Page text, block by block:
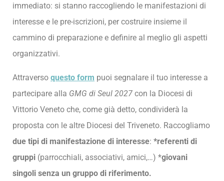
immediato: si stanno raccogliendo le manifestazioni di
interesse e le pre-iscrizioni, per costruire insieme il
cammino di preparazione e definire al meglio gli aspetti
organizzativi.
Attraverso questo form puoi segnalare il tuo interesse a
partecipare alla GMG di Seul 2027 con la Diocesi di
Vittorio Veneto che, come già detto, condividerà la
proposta con le altre Diocesi del Triveneto. Raccogliamo
due tipi di manifestazione di interesse: *referenti di
gruppi (parrocchiali, associativi, amici,…) *giovani
singoli senza un gruppo di riferimento.